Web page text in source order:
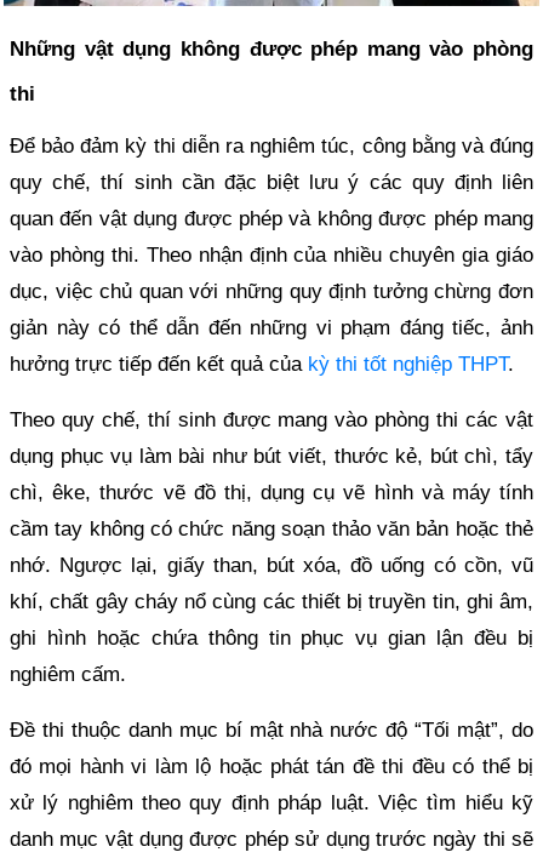
Những vật dụng không được phép mang vào phòng
thi
Để bảo đảm kỳ thi diễn ra nghiêm túc, công bằng và đúng
quy chế, thí sinh cần đặc biệt lưu ý các quy định liên
quan đến vật dụng được phép và không được phép mang
vào phòng thi. Theo nhận định của nhiều chuyên gia giáo
dục, việc chủ quan với những quy định tưởng chừng đơn
giản này có thể dẫn đến những vi phạm đáng tiếc, ảnh
hưởng trực tiếp đến kết quả của kỳ thi tốt nghiệp THPT.
Theo quy chế, thí sinh được mang vào phòng thi các vật
dụng phục vụ làm bài như bút viết, thước kẻ, bút chì, tẩy
chì, êke, thước vẽ đồ thị, dụng cụ vẽ hình và máy tính
cầm tay không có chức năng soạn thảo văn bản hoặc thẻ
nhớ. Ngược lại, giấy than, bút xóa, đồ uống có cồn, vũ
khí, chất gây cháy nổ cùng các thiết bị truyền tin, ghi âm,
ghi hình hoặc chứa thông tin phục vụ gian lận đều bị
nghiêm cấm.
Đề thi thuộc danh mục bí mật nhà nước độ “Tối mật”, do
đó mọi hành vi làm lộ hoặc phát tán đề thi đều có thể bị
xử lý nghiêm theo quy định pháp luật. Việc tìm hiểu kỹ
danh mục vật dụng được phép sử dụng trước ngày thi sẽ